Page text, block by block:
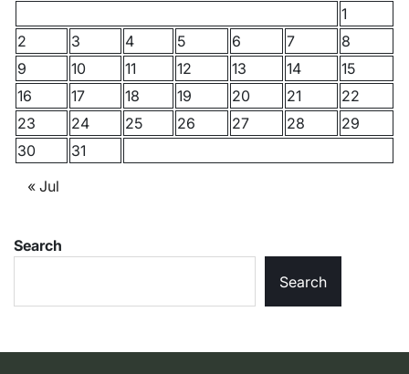
1
2
3 4 5 6 7
8
9
10 11 12 13 14
15
16
17 18 19 20 21
22
23
24 25 26 27 28
29
30
31
« Jul
Search
Search